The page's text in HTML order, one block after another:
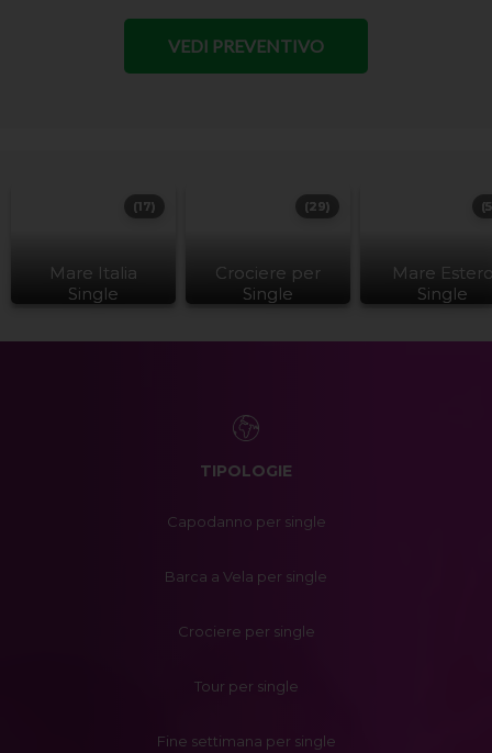
Mare Italia
Single
(17)
Crociere per
Single
(29)
Mare
Single
TIPOLOGIE
Capodanno per single
Barca a Vela per single
Crociere per single
Tour per single
Fine settimana per single